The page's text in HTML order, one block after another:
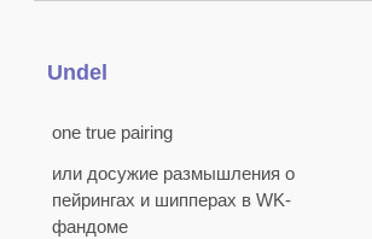
Undel
one true pairing
или досужие размышления о
пейрингах и шипперах в WK-
фандоме